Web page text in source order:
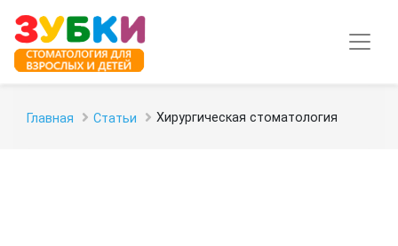
Главная Статьи Хирургическая стоматология